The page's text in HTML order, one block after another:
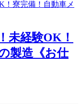
未経験OK！
製造《お仕